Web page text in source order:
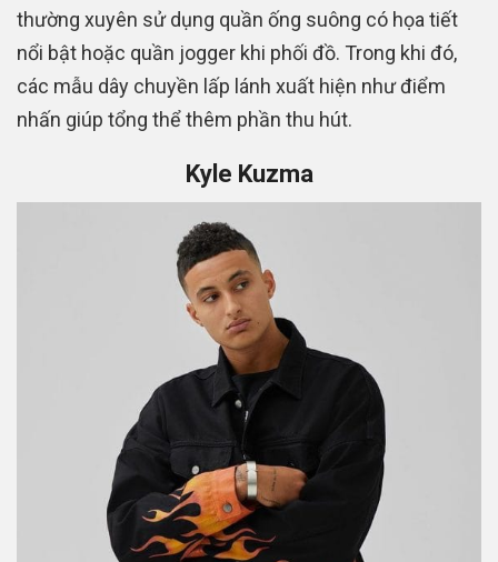
thường xuyên sử dụng quần ống suông có họa tiết
nổi bật hoặc quần jogger khi phối đồ. Trong khi đó,
các mẫu dây chuyền lấp lánh xuất hiện như điểm
nhấn giúp tổng thể thêm phần thu hút.
Kyle Kuzma